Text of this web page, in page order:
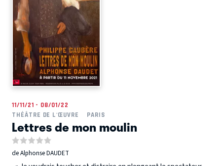
11/11/21 - 08/01/22
THÉÂTRE DE L'ŒUVRE
PARIS
Lettres de mon moulin
de Alphonse DAUDET